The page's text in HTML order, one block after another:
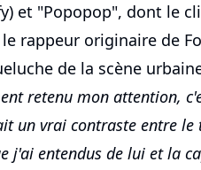
et "Popopop", dont le
rappeur originaire de
de la scène
retenu mon attention,
un vrai contraste entre le
j'ai entendus de lui et la